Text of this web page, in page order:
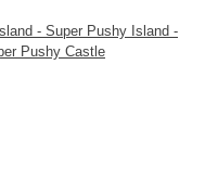
- Super Pushy Island -
Pushy Castle